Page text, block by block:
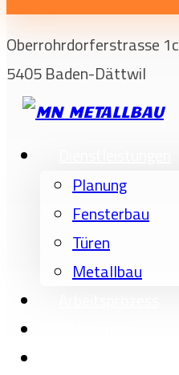
Oberrohrdorferstrasse 1c
5405 Baden-Dättwil
Planung
Fensterbau
Türen
Metallbau